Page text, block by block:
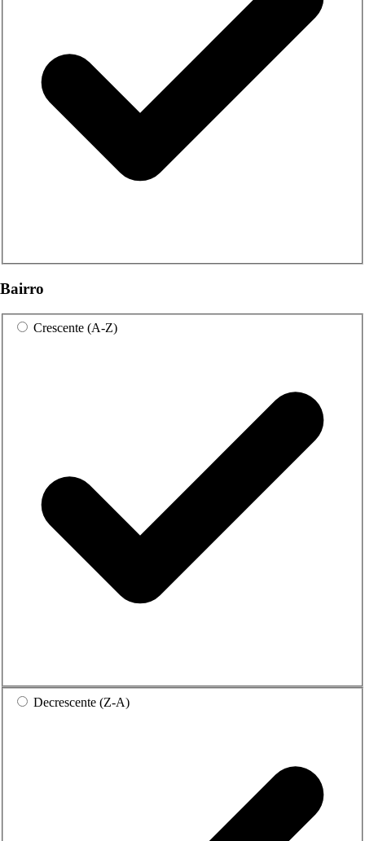
Bairro
Crescente (A-Z)
Decrescente (Z-A)